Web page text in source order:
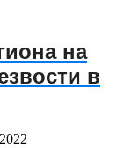
на
в